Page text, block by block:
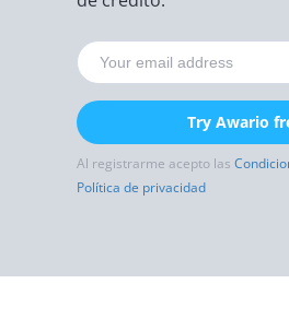
Try Awario
Al registrarme acepto las
Política de privacidad